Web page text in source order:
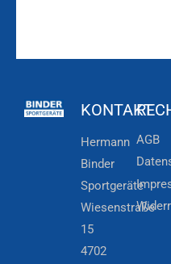
KONTAKT
Hermann
Binder
Sportgeräte
Wiesenstraße
15
4702
AGB